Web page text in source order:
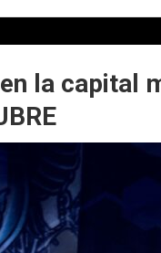
la capital